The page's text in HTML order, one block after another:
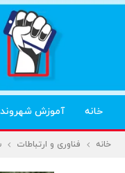
خانه آموزش شهروند
خانه فناوری و ارتباطات